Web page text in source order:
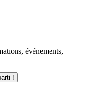
événements,
!